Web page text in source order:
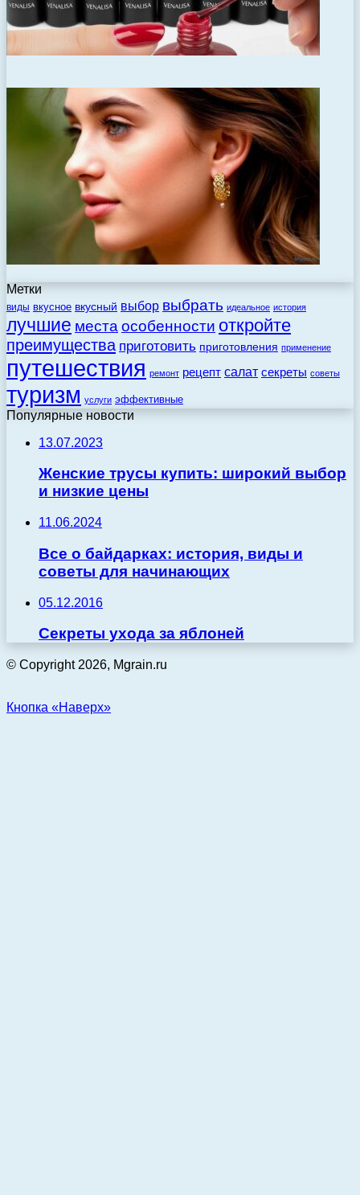
Метки
виды вкусное вкусный выбор выбрать идеальное история
лучшие места особенности откройте
преимущества приготовить приготовления применение
путешествия ремонт рецепт салат секреты советы
туризм услуги эффективные
Популярные новости
13.07.2023
Женские трусы купить: широкий выбор
и низкие цены
11.06.2024
Все о байдарках: история, виды и
советы для начинающих
05.12.2016
Секреты ухода за яблоней
© Copyright 2026, Mgrain.ru
Кнопка «Наверх»